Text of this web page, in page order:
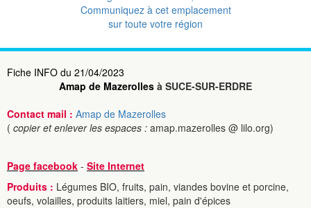
Communiquez à cet emplacement
sur toute votre région
Fiche INFO du 21/04/2023
Amap de Mazerolles à SUCE-SUR-ERDRE
Contact mail : Amap de Mazerolles
( copier et enlever les espaces : amap.mazerolles @ lilo.org)
Page facebook - Site Internet
Produits : Légumes BIO, fruits, pain, viandes bovine et porcine,
oeufs, volailles, produits laitiers, miel, pain d'épices